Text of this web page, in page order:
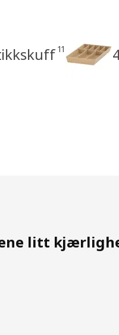
11
litt